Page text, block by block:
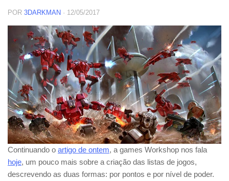
POR 3DARKMAN · 12/05/2017
Continuando o artigo de ontem, a games Workshop nos fala
hoje, um pouco mais sobre a criação das listas de jogos,
descrevendo as duas formas: por pontos e por nível de poder.